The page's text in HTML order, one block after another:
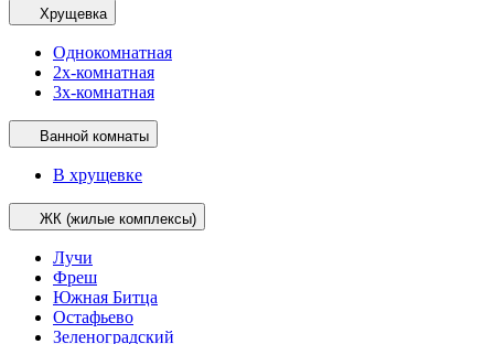
Хрущевка
Однокомнатная
2х-комнатная
3х-комнатная
Ванной комнаты
В хрущевке
ЖК (жилые комплексы)
Лучи
Фреш
Южная Битца
Остафьево
Зеленоградский